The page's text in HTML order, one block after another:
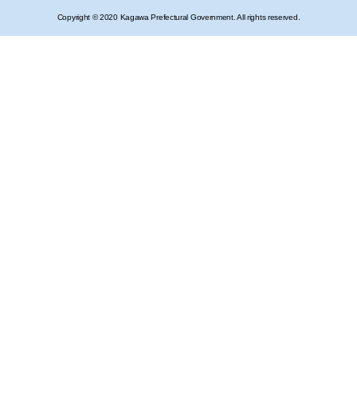
Copyright © 2020 Kagawa Prefectural Government. All rights reserved.